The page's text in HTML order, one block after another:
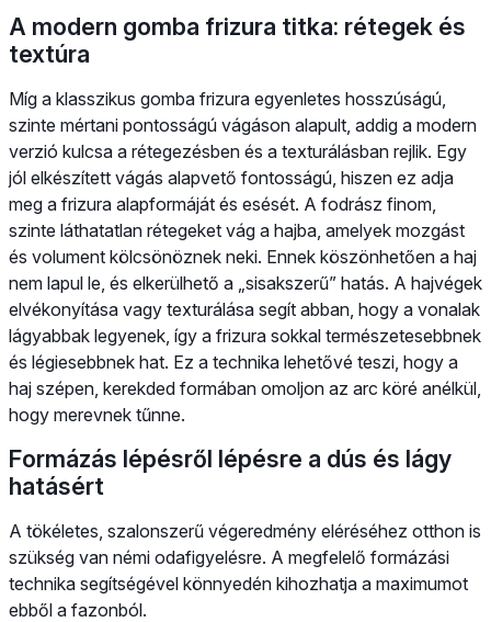
A modern gomba frizura titka: rétegek és
textúra
Míg a klasszikus gomba frizura egyenletes hosszúságú,
szinte mértani pontosságú vágáson alapult, addig a modern
verzió kulcsa a rétegezésben és a texturálásban rejlik. Egy
jól elkészített vágás alapvető fontosságú, hiszen ez adja
meg a frizura alapformáját és esését. A fodrász finom,
szinte láthatatlan rétegeket vág a hajba, amelyek mozgást
és volument kölcsönöznek neki. Ennek köszönhetően a haj
nem lapul le, és elkerülhető a „sisakszerű” hatás. A hajvégek
elvékonyítása vagy texturálása segít abban, hogy a vonalak
lágyabbak legyenek, így a frizura sokkal természetesebbnek
és légiesebbnek hat. Ez a technika lehetővé teszi, hogy a
haj szépen, kerekded formában omoljon az arc köré anélkül,
hogy merevnek tűnne.
Formázás lépésről lépésre a dús és lágy
hatásért
A tökéletes, szalonszerű végeredmény eléréséhez otthon is
szükség van némi odafigyelésre. A megfelelő formázási
technika segítségével könnyedén kihozhatja a maximumot
ebből a fazonból.